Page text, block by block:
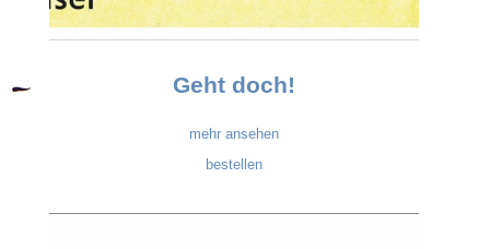
Geht doch!
mehr ansehen
bestellen